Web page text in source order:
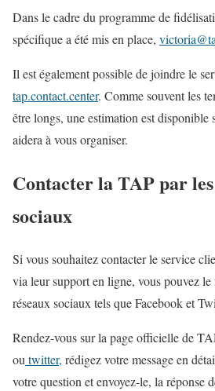
Dans le cadre du programme de
spécifique a été mis en place,
Il est également possible de joindre le
tap.contact.center. Comme souvent les
être longs, une estimation est disponible
aidera à vous organiser.
Contacter la TAP par
sociaux
Si vous souhaitez contacter le service
via leur support en ligne, vous pouvez
réseaux sociaux tels que Facebook et
Rendez-vous sur la page officielle de
ou twitter, rédigez votre message en
votre question et envoyez-le, la réponse